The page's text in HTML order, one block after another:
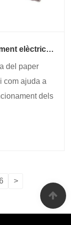
elèctric
del paper
com ajuda a
dels
>